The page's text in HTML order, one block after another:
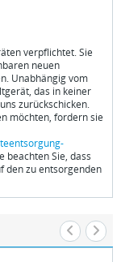
verpflichtet. Sie
neuen
Unabhängig vom
das in keiner
zurückschicken.
möchten, fordern sie
beachten Sie, dass
den zu entsorgenden